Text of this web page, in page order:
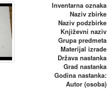
Inventarna oznaka
Naziv zbirke
Naziv podzbirke
Književni naziv
Grupa predmeta
Materijal izrade
Država nastanka
Grad nastanka
Godina nastanka:
Autor (osoba)